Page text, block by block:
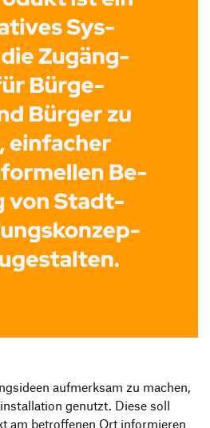
aufmerksam zu machen,
genutzt. Diese soll
am betroffenen Ort informieren